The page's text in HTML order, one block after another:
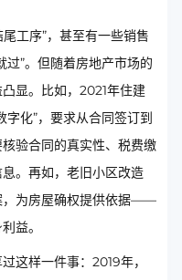
工序”，甚至有一些销售
过”。但随着房地产市场的
显。比如，2021年住建
化”，要求从合同签订到
验合同的真实性、税费缴
。再如，老旧小区改造
，为房屋确权提供依据——
益。
这样一件事：2019年，